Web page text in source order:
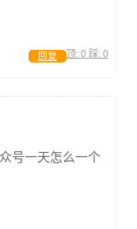
顶: 0 踩: 0
回复
号一天怎么一个